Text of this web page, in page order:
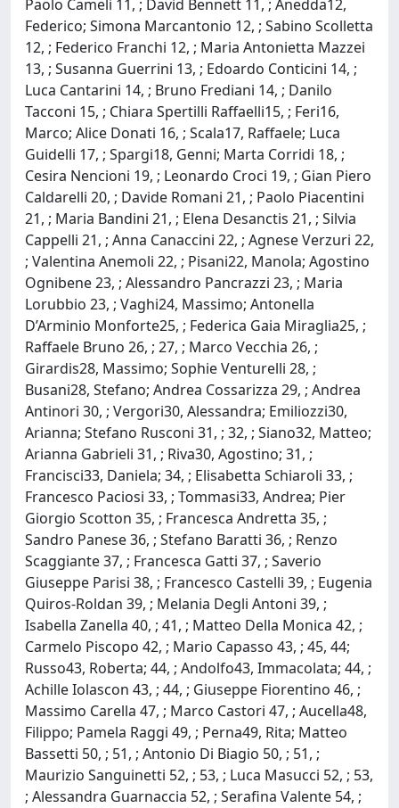
Paolo Cameli 11, ; David Bennett 11, ; Anedda12,
Federico; Simona Marcantonio 12, ; Sabino Scolletta
12, ; Federico Franchi 12, ; Maria Antonietta Mazzei
13, ; Susanna Guerrini 13, ; Edoardo Conticini 14, ;
Luca Cantarini 14, ; Bruno Frediani 14, ; Danilo
Tacconi 15, ; Chiara Spertilli Raffaelli15, ; Feri16,
Marco; Alice Donati 16, ; Scala17, Raffaele; Luca
Guidelli 17, ; Spargi18, Genni; Marta Corridi 18, ;
Cesira Nencioni 19, ; Leonardo Croci 19, ; Gian Piero
Caldarelli 20, ; Davide Romani 21, ; Paolo Piacentini
21, ; Maria Bandini 21, ; Elena Desanctis 21, ; Silvia
Cappelli 21, ; Anna Canaccini 22, ; Agnese Verzuri 22,
; Valentina Anemoli 22, ; Pisani22, Manola; Agostino
Ognibene 23, ; Alessandro Pancrazzi 23, ; Maria
Lorubbio 23, ; Vaghi24, Massimo; Antonella
D’Arminio Monforte25, ; Federica Gaia Miraglia25, ;
Raffaele Bruno 26, ; 27, ; Marco Vecchia 26, ;
Girardis28, Massimo; Sophie Venturelli 28, ;
Busani28, Stefano; Andrea Cossarizza 29, ; Andrea
Antinori 30, ; Vergori30, Alessandra; Emiliozzi30,
Arianna; Stefano Rusconi 31, ; 32, ; Siano32, Matteo;
Arianna Gabrieli 31, ; Riva30, Agostino; 31, ;
Francisci33, Daniela; 34, ; Elisabetta Schiaroli 33, ;
Francesco Paciosi 33, ; Tommasi33, Andrea; Pier
Giorgio Scotton 35, ; Francesca Andretta 35, ;
Sandro Panese 36, ; Stefano Baratti 36, ; Renzo
Scaggiante 37, ; Francesca Gatti 37, ; Saverio
Giuseppe Parisi 38, ; Francesco Castelli 39, ; Eugenia
Quiros-Roldan 39, ; Melania Degli Antoni 39, ;
Isabella Zanella 40, ; 41, ; Matteo Della Monica 42, ;
Carmelo Piscopo 42, ; Mario Capasso 43, ; 45, 44;
Russo43, Roberta; 44, ; Andolfo43, Immacolata; 44, ;
Achille Iolascon 43, ; 44, ; Giuseppe Fiorentino 46, ;
Massimo Carella 47, ; Marco Castori 47, ; Aucella48,
Filippo; Pamela Raggi 49, ; Perna49, Rita; Matteo
Bassetti 50, ; 51, ; Antonio Di Biagio 50, ; 51, ;
Maurizio Sanguinetti 52, ; 53, ; Luca Masucci 52, ; 53,
; Alessandra Guarnaccia 52, ; Serafina Valente 54, ;